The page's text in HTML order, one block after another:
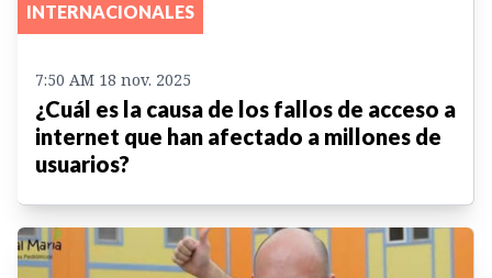
INTERNACIONALES
7:50 AM 18 nov. 2025
¿Cuál es la causa de los fallos de acceso a
internet que han afectado a millones de
usuarios?